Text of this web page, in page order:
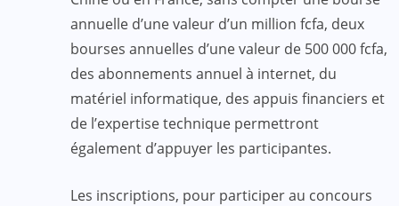
annuelle d’une valeur d’un million fcfa, deux
bourses annuelles d’une valeur de 500 000 fcfa,
des abonnements annuel à internet, du
matériel informatique, des appuis financiers et
de l’expertise technique permettront
également d’appuyer les participantes.
Les inscriptions, pour participer au concours